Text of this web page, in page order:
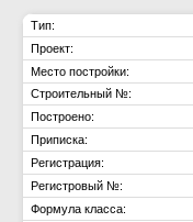
Тип:
Проект:
Место постройки:
Строительный №:
Построено:
Приписка:
Регистрация:
Регистровый №:
Формула класса: